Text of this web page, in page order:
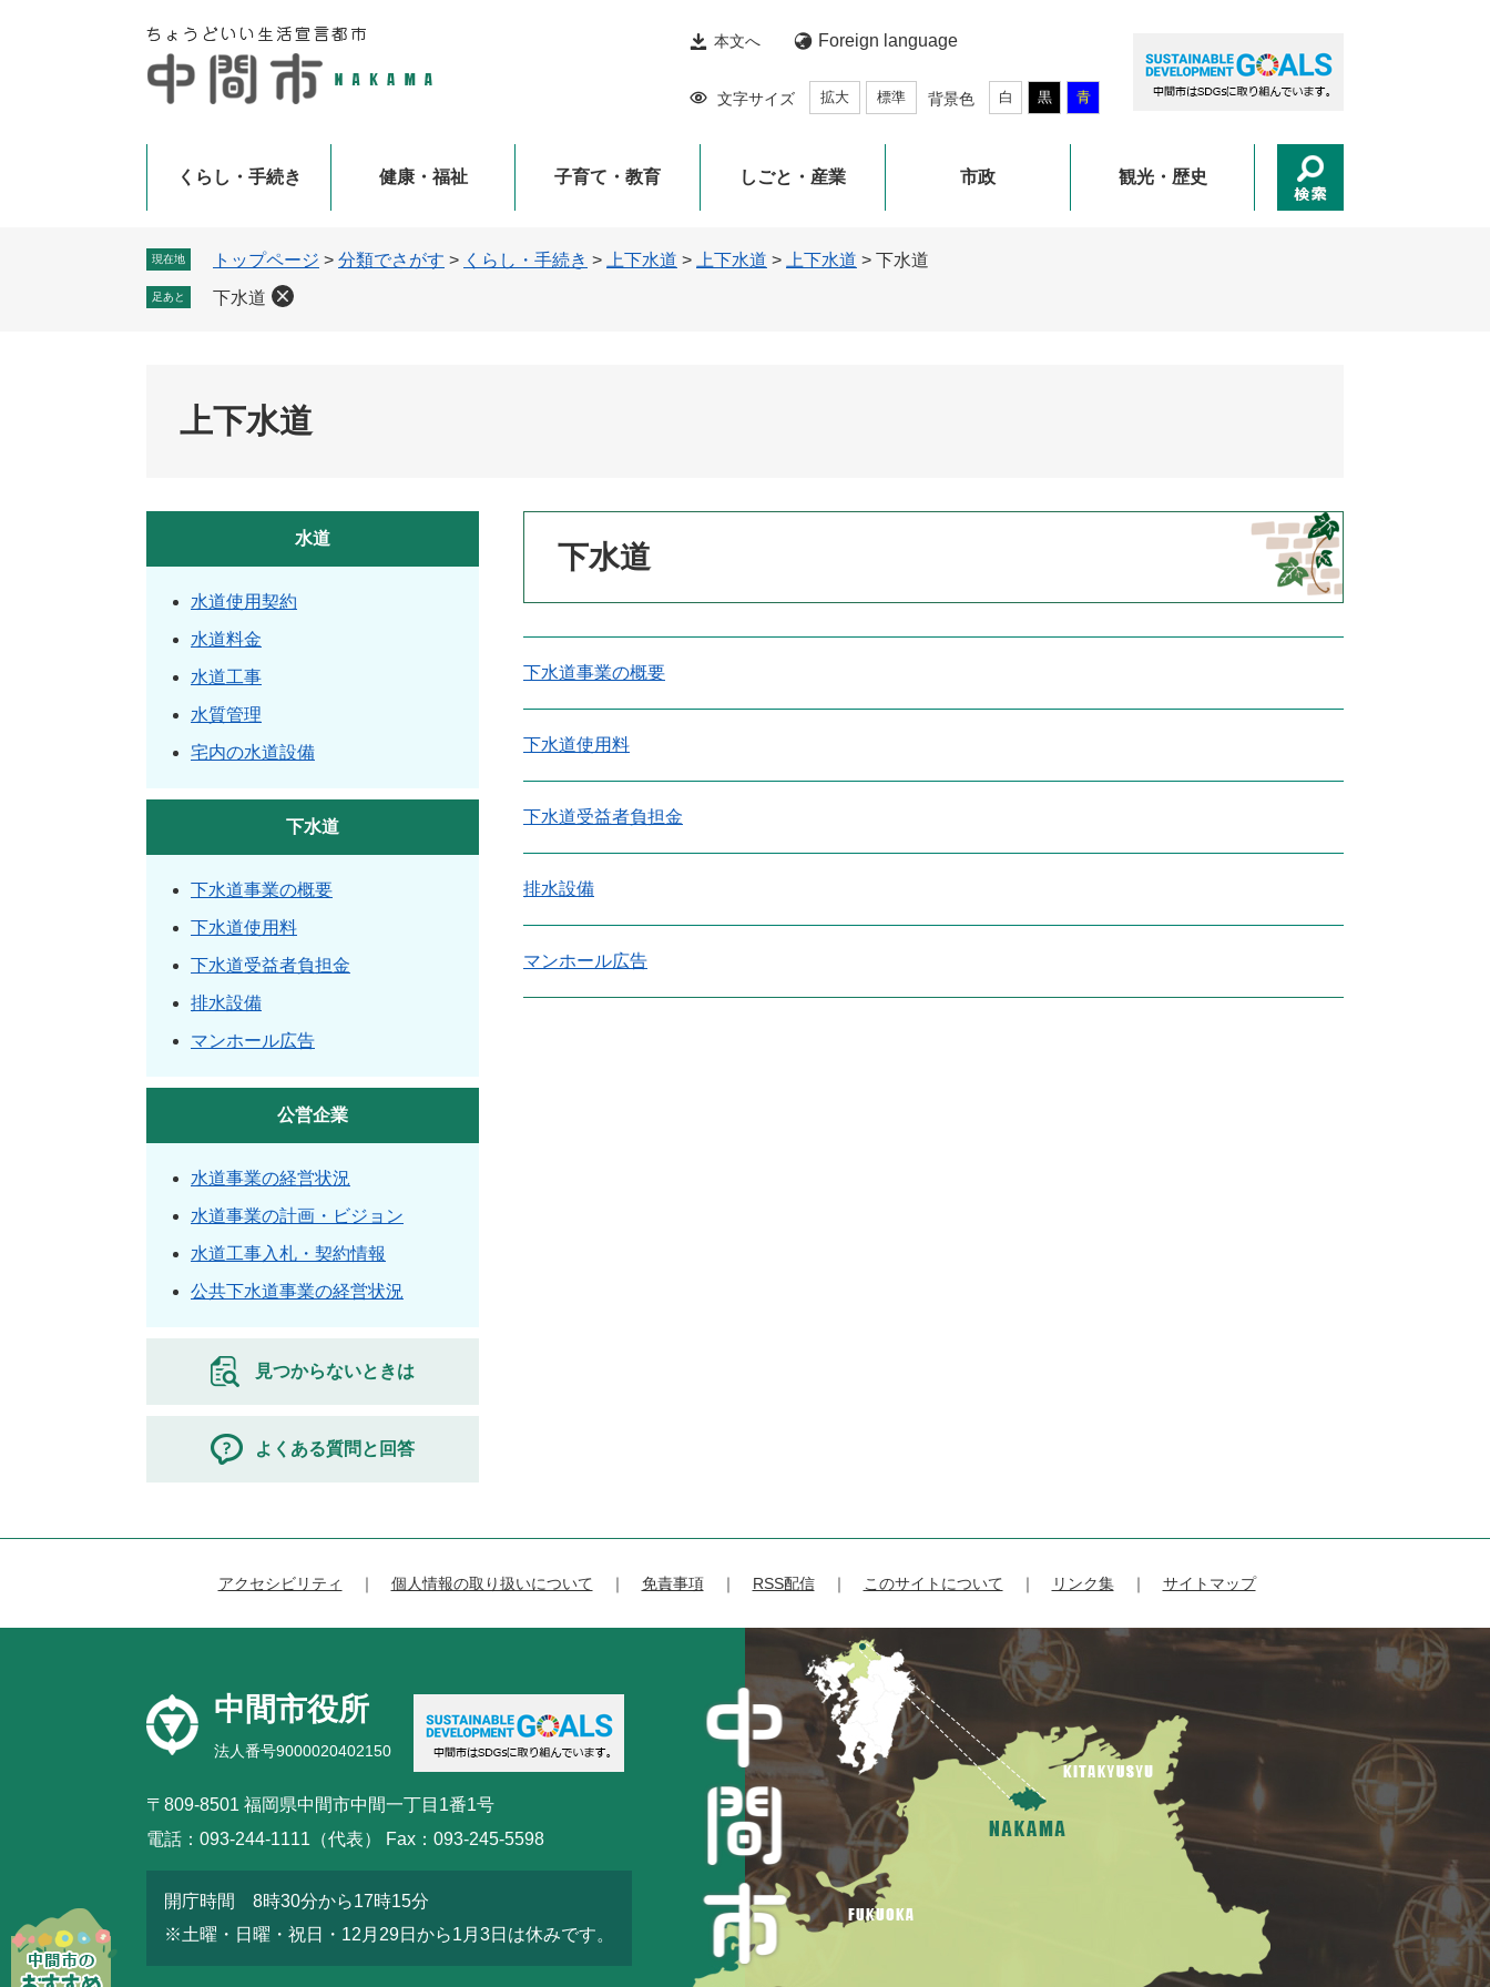
本文へ Foreign language
文字サイズ 拡大 標準 背景色 白 黒 青
くらし・手続き 健康・福祉 子育て・教育 しごと・産業 市政 観光・歴史
現在地 トップページ > 分類でさがす > くらし・手続き > 上下水道 > 上下水道 > 上下水道 > 下水道
足あと 下水道
上下水道
下水道
下水道事業の概要
下水道使用料
下水道受益者負担金
排水設備
マンホール広告
水道
水道使用契約
水道料金
水道工事
水質管理
宅内の水道設備
下水道
下水道事業の概要
下水道使用料
下水道受益者負担金
排水設備
マンホール広告
公営企業
水道事業の経営状況
水道事業の計画・ビジョン
水道工事入札・契約情報
公共下水道事業の経営状況
見つからないときは
よくある質問と回答
アクセシビリティ 個人情報の取り扱いについて 免責事項 RSS配信 このサイトについて リンク集 サイトマップ
中間市役所
法人番号9000020402150
〒809-8501 福岡県中間市中間一丁目1番1号
電話：093-244-1111（代表） Fax：093-245-5598
開庁時間 8時30分から17時15分
※土曜・日曜・祝日・12月29日から1月3日は休みです。